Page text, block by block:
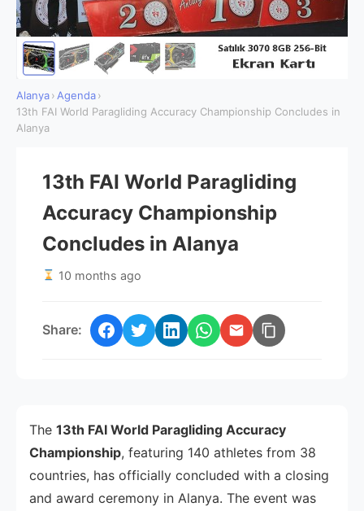
Alanya› Agenda›
13th FAI World Paragliding Accuracy Championship Concludes in
Alanya
13th FAI World Paragliding
Accuracy Championship
Concludes in Alanya
10 months ago
Share:
Facebook
TwitterLinkedInWhatsApp
E-
Kopyala
The 13th FAI World Paragliding Accuracy
Championship, featuring 140 athletes from 38
countries, has officially concluded with a closing
and award ceremony in Alanya. The event was